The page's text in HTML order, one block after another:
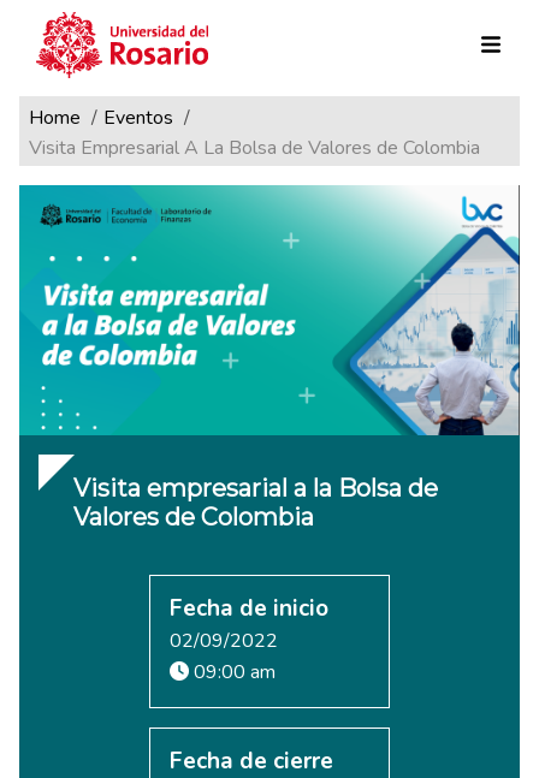
Pasar al contenido principal
Ruta de navegación
Home
Eventos
Visita Empresarial A La Bolsa de Valores de Colombia
Visita empresarial a la Bolsa de
Valores de Colombia
Fecha de inicio
02/09/2022
09:00 am
Fecha de cierre